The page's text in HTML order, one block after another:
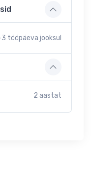
3 tööpäeva jooksul
2 aastat